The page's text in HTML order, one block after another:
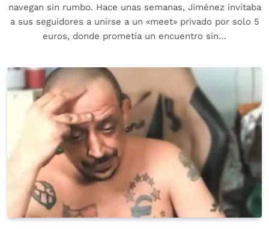
navegan sin rumbo. Hace unas semanas, Jiménez invitaba
a sus seguidores a unirse a un «meet» privado por solo 5
euros, donde prometía un encuentro sin…